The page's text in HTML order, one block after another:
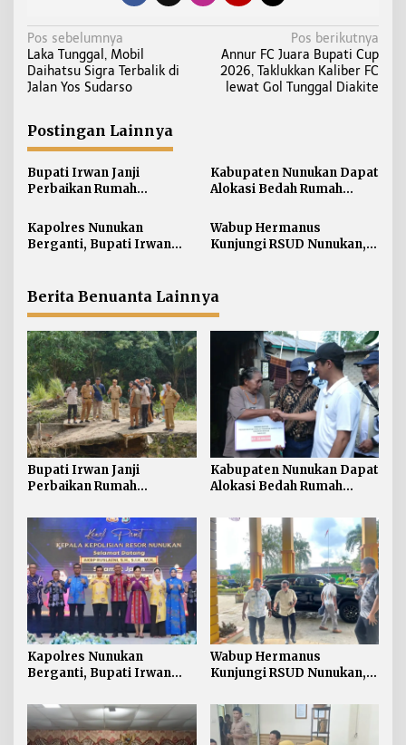
N
a
v
g
a
s
i
o
Pos sebelumnya
Laka Tunggal, Mobil
Daihatsu Sigra Terbalik di
Jalan Yos Sudarso
Pos berikutnya
Annur FC Juara Bupati Cup
2026, Taklukkan Kaliber FC
lewat Gol Tunggal Diakite
Postingan Lainnya
Bupati Irwan Janji
Perbaikan Rumah
Nunukan Tahun Ini
Kabupaten Nunukan Dapat
Alokasi Bedah Rumah
916 Unit
Kapolres Nunukan
Berganti, Bupati Irwan
Perbatasan
Wabup Hermanus
Kunjungi RSUD Nunukan,
Berita Benuanta Lainnya
Bupati Irwan Janji
Perbaikan Rumah
Nunukan Tahun Ini
Kabupaten Nunukan Dapat
Alokasi Bedah Rumah
916 Unit
Kapolres Nunukan
Berganti, Bupati Irwan
Jaga Stabilitas Wilayah
Perbatasan
Wabup Hermanus
Kunjungi RSUD Nunukan,
Pelayanan Kesehatan